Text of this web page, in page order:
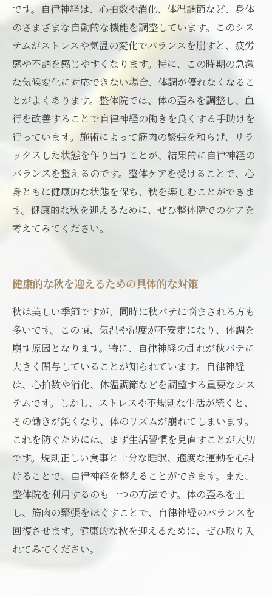
です。自律神経は、心拍数や消化、体温調節など、身体
のさまざまな自動的な機能を調整しています。このシス
テムがストレスや気温の変化でバランスを崩すと、疲労
感や不調を感じやすくなります。特に、この時期の急激
な気候変化に対応できない場合、体調が優れなくなるこ
とがよくあります。整体院では、体の歪みを調整し、血
行を改善することで自律神経の働きを良くする手助けを
行っています。施術によって筋肉の緊張を和らげ、リラ
ックスした状態を作り出すことが、結果的に自律神経の
バランスを整えるのです。整体ケアを受けることで、心
身ともに健康的な状態を保ち、秋を楽しむことができま
す。健康的な秋を迎えるために、ぜひ整体院でのケアを
考えてみてください。
健康的な秋を迎えるための具体的な対策
秋は美しい季節ですが、同時に秋バテに悩まされる方も
多いです。この頃、気温や湿度が不安定になり、体調を
崩す原因となります。特に、自律神経の乱れが秋バテに
大きく関与していることが知られています。自律神経
は、心拍数や消化、体温調節などを調整する重要なシス
テムです。しかし、ストレスや不規則な生活が続くと、
その働きが鈍くなり、体のリズムが崩れてしまいます。
これを防ぐためには、まず生活習慣を見直すことが大切
です。規則正しい食事と十分な睡眠、適度な運動を心掛
けることで、自律神経を整えることができます。また、
整体院を利用するのも一つの方法です。体の歪みを正
し、筋肉の緊張をほぐすことで、自律神経のバランスを
回復させます。健康的な秋を迎えるために、ぜひ取り入
れてみてください。